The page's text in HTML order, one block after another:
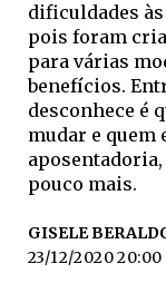
dificuldades
pois foram
para várias
benefícios.
desconhece é
mudar e quem
pouco mais.
GISELE
23/12/2020 20:00